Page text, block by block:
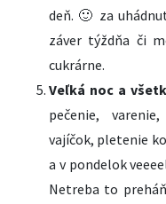
deň. 🙂 za
záver týždňa či
cukrárne.
Veľká noc a
pečenie,
vajíčok, pletenie
a v pondelok
Netreba to